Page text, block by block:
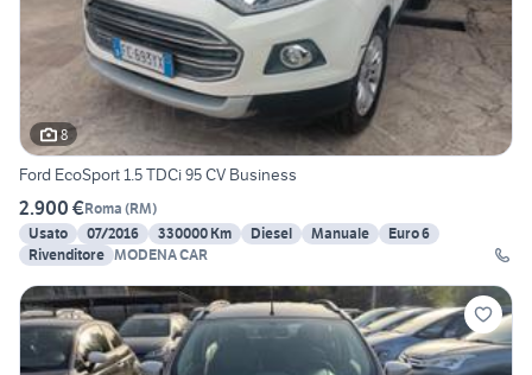
8
Ford EcoSport 1.5 TDCi 95 CV Business
2.900 €Roma (RM)
Usato
07/2016 330000 Km Diesel Manuale
Euro 6
Rivenditore MODENA CAR